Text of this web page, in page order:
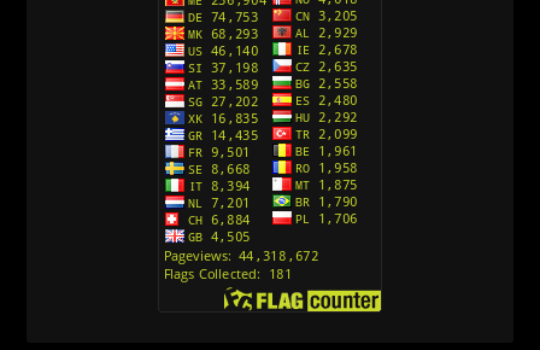
Action Man (Sinhronizovano na Hrvatski)
Action Man (2000) Sinhronizovano na Hrvatski
Andjeoski Prijatelji (Sinhronizovano na Srpski)
Ajkuca (Sharkdog) Sinhronizovano na Srpski
Alvin i veverice (Alvinnn!!! And the Chipmunks)
Sinhronizovano na Srpski